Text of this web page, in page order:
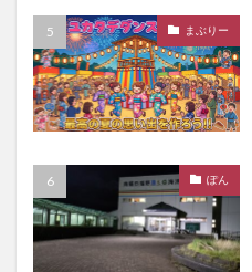
まぶりー
ぽん